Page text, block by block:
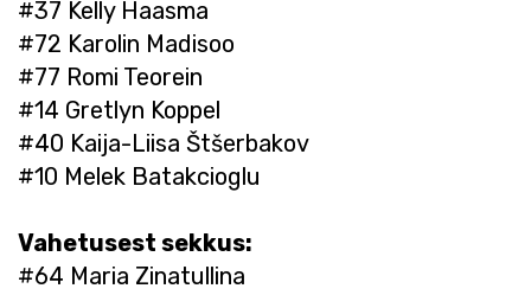
#37 Kelly Haasma
#72 Karolin Madisoo
#77 Romi Teorein
#14 Gretlyn Koppel
#40 Kaija-Liisa Štšerbakov
#10 Melek Batakcioglu
Vahetusest sekkus:
#64 Maria Zinatullina